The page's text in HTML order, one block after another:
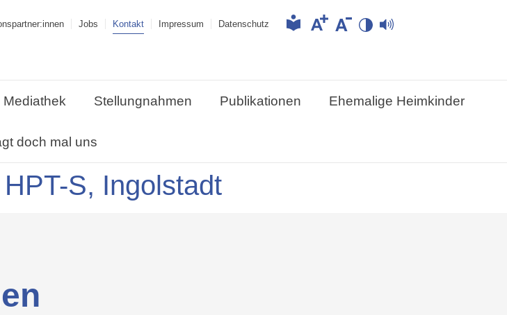
Jobs Kontakt Impressum Datenschutz
Mediathek Stellungnahmen Publikationen Ehemalige Heimkinder
doch mal uns
S, Ingolstadt